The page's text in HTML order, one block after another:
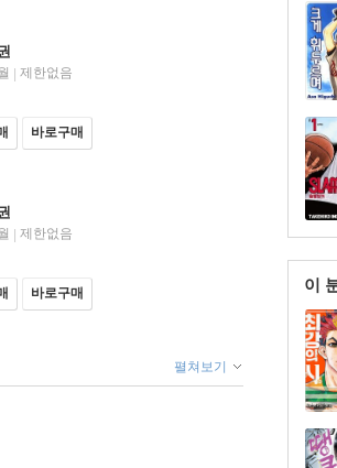
이
| 제한없음
바로구매
| 제한없음
바로구매
펼쳐보기